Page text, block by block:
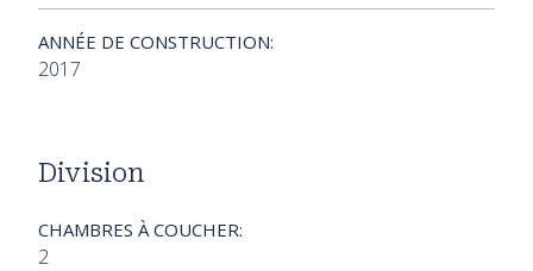
ANNÉE DE CONSTRUCTION:
2017
Division
CHAMBRES À COUCHER:
2